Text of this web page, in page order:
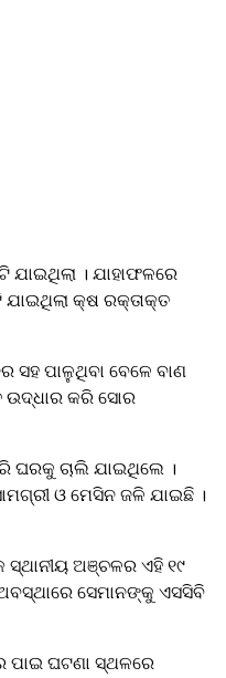
। ଯାହାଫଳରେ
ଯାଇଥିଲା କ୍ଷ ରକ୍ତାକ୍ତ
ପାଳୁଥିବା ବେଳେ ବାଣ
ଉଦ୍ଧାର କରି ସୋର
ଘରକୁ ଚାଲି ଯାଇଥିଲେ ।
ଓ ମେସିନ ଜଳି ଯାଇଛି ।
ଅଞ୍ଚଳର ଏହି ୧୯
ସେମାନଙ୍କୁ ଏସସିବି
ପାଇ ଘଟଣା ସ୍ଥଳରେ